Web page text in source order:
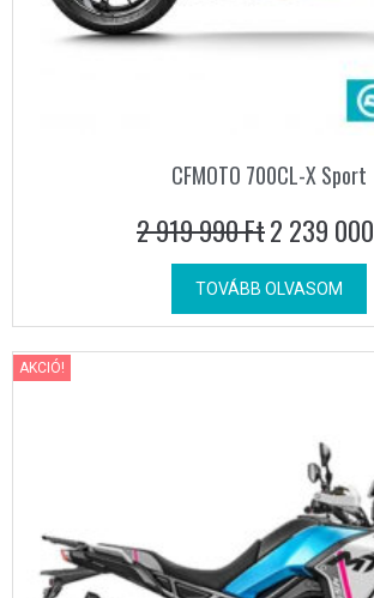
CFMOTO 700CL-X Sport
2 919 990Ft2 239 000
TOVÁBB OLVASOM
AKCIÓ!